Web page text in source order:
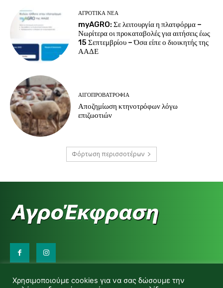
ΑΓΡΟΤΙΚΆ ΝΈΑ
myAGRO: Σε λειτουργία η πλατφόρμα –
Νωρίτερα οι προκαταβολές για αιτήσεις έως
15 Σεπτεμβρίου – Όσα είπε ο διοικητής της
ΑΑΔΕ
ΑΙΓΟΠΡΟΒΑΤΡΟΦΊΑ
Αποζημίωση κτηνοτρόφων λόγω
επιζωοτιών
Φόρτωση περισσοτέρων
d.makas@yahoo.gr
Χρησιμοποιούμε cookies για να σας δώσουμε την